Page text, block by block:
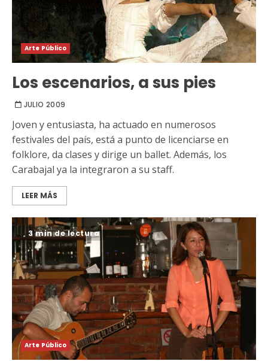
Arte Público
Los escenarios, a sus pies
JULIO 2009
Joven y entusiasta, ha actuado en numerosos
festivales del país, está a punto de licenciarse en
folklore, da clases y dirige un ballet. Además, los
Carabajal ya la integraron a su staff.
LEER MÁS
3 min de lectura
Arte Público